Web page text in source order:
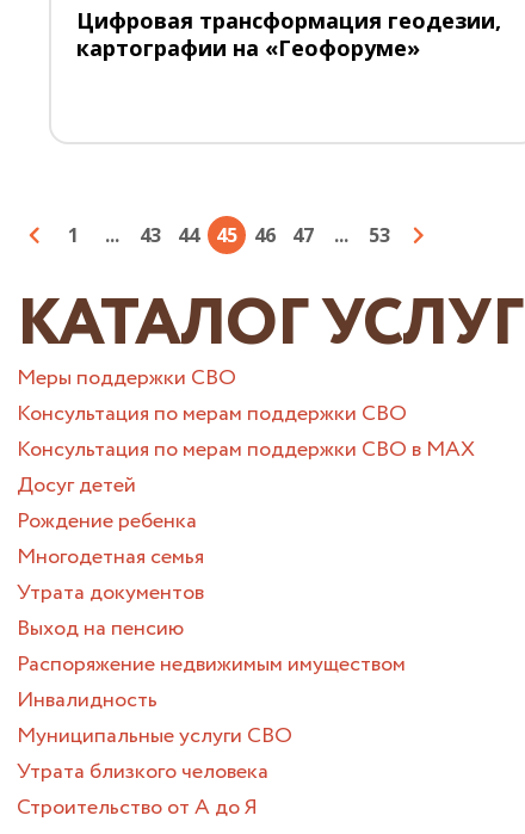
Цифровая трансформация геодезии,
картографии на «Геофоруме»
1 ... 43 44 45 46 47 ... 53
КАТАЛОГ УСЛУГ
Меры поддержки СВО
Консультация по мерам поддержки СВО
Консультация по мерам поддержки СВО в МАХ
Досуг детей
Рождение ребенка
Многодетная семья
Утрата документов
Выход на пенсию
Распоряжение недвижимым имуществом
Инвалидность
Муниципальные услуги СВО
Утрата близкого человека
Строительство от А до Я